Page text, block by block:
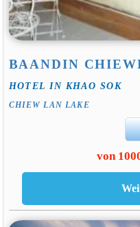
BAANDIN
HOTEL IN KHAO SOK
CHIEW LAN LAKE
von